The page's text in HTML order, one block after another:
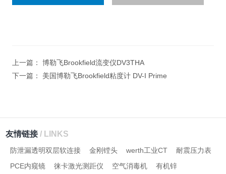
上一篇： 博勒飞Brookfield流变仪DV3THA
下一篇： 美国博勒飞Brookfield粘度计 DV-I Prime
友情链接/ LINKS
防泄漏透明双层软连接 金刚镗头 werth工业CT
耐震压力表
PCE内窥镜
徕卡激光测距仪 空气消毒机
有机锌